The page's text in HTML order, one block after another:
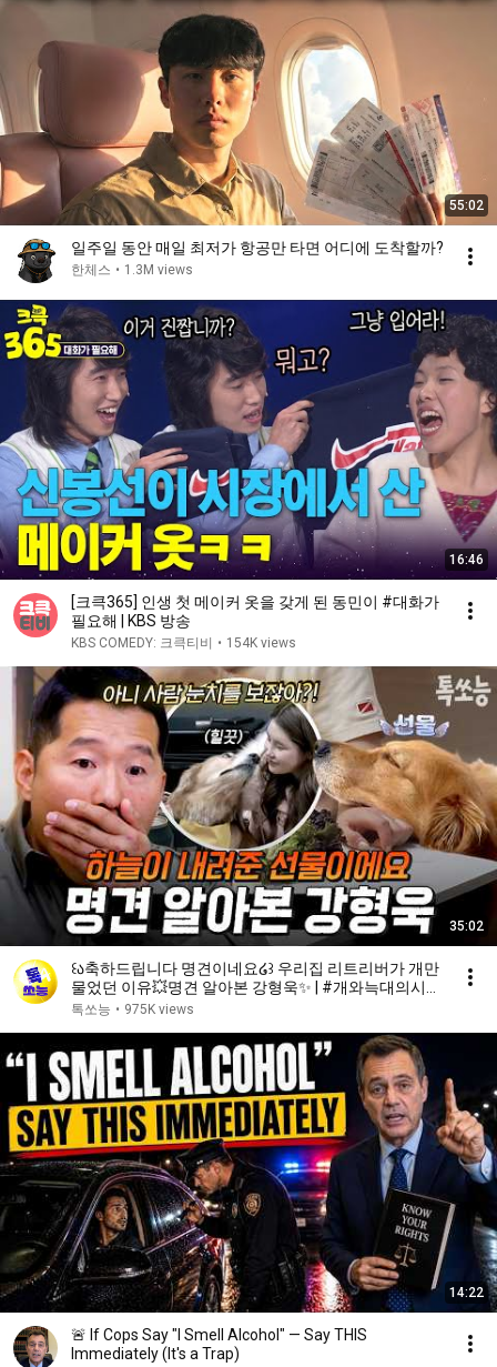
55:02
일주일 동안 매일 최저가 항공만 타면 어디에 도착할까?
한체스 • 1.3M views
16:46
[크큭365] 인생 첫 메이커 옷을 갖게 된 동민이 #대화가
필요해 | KBS 방송
KBS COMEDY: 크큭티비 • 154K views
35:02
꒰ა축하드립니다 명견이네요໒꒱ 우리집 리트리버가 개만
물었던 이유💥명견 알아본 강형욱✨ | #개와늑대의시간
2 6회
톡쏘능 • 975K views
14:22
🚨 If Cops Say "I Smell Alcohol" — Say THIS
Immediately (It's a Trap)